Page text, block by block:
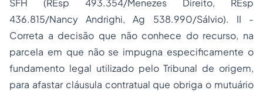
SFH (REsp 493.354/Menezes Direito, REsp
436.815/Nancy Andrighi, Ag 538.990/Sálvio). II -
Correta a decisão que não conhece do recurso, na
parcela em que não se impugna especificamente o
fundamento legal utilizado pelo Tribunal de origem,
para afastar cláusula contratual que obriga o mutuário